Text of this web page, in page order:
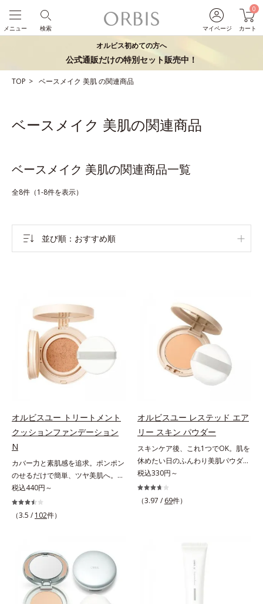
マイページ
0
カート
検索
メニュー
オルビス初めての方へ
公式通販だけの特別セット販売中！
TOP ベースメイク 美肌の関連商品
ベースメイク 美肌の関連商品
ベースメイク 美肌の関連商品一覧
全8件（1-8件を表示）
並び順 おすすめ順
オルビスユー トリートメント
クッションファンデーション
N
カバー力と素肌感を追求。ポンポン
のせるだけで簡単、ツヤ美肌へ。カ
バー力と素肌感を両立する、簡単ツ
ヤ美肌クッションファンデーション
です。多方向へ光を拡散し、高いソ
との親和性が高いアミノ酸系パウダ
ー(*)を配合。みずみずしく肌になじ
み、厚塗り感なくピタッと密着しま
す。毛穴、シミ、くすみ、凹凸、色
ムラなどの大人の肌悩みをポンポン
税込440円～
（3.5 / 102件）
オルビスユー レステッド エア
リー スキン パウダー
スキンケア後、これ1つでOK。肌を
休めたい日のふんわり美肌パウダ
ー。ふんわり美肌が叶う、うるおい
パウダーです。3色の光を操るパウ
ダーがツヤと透明感を演出。ソフト
美肌質感を叶えます。さらに花粉や
ちり・ホコリ、紫外線などの外的刺
激から肌をガードします。スキンケ
ア後にこれひとつでライトメイク効
税込330円～
（3.97 / 69件）